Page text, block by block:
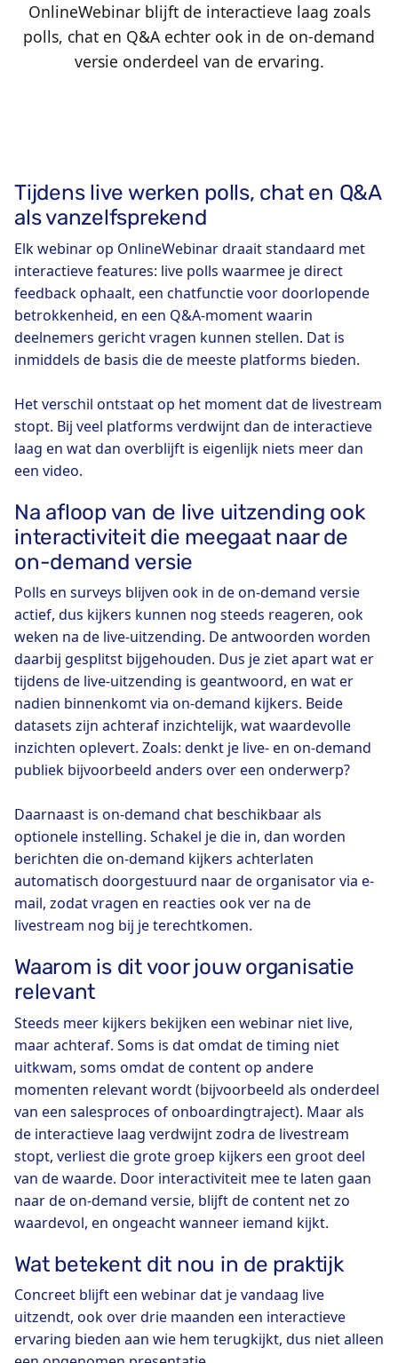
OnlineWebinar blijft de interactieve laag zoals
polls, chat en Q&A echter ook in de on-demand
versie onderdeel van de ervaring.
Tijdens live werken polls, chat en Q&A
als vanzelfsprekend
Elk webinar op OnlineWebinar draait standaard met
interactieve features: live polls waarmee je direct
feedback ophaalt, een chatfunctie voor doorlopende
betrokkenheid, en een Q&A-moment waarin
deelnemers gericht vragen kunnen stellen. Dat is
inmiddels de basis die de meeste platforms bieden.
Het verschil ontstaat op het moment dat de livestream
stopt. Bij veel platforms verdwijnt dan de interactieve
laag en wat dan overblijft is eigenlijk niets meer dan
een video.
Na afloop van de live uitzending ook
interactiviteit die meegaat naar de
on-demand versie
Polls en surveys blijven ook in de on-demand versie
actief, dus kijkers kunnen nog steeds reageren, ook
weken na de live-uitzending. De antwoorden worden
daarbij gesplitst bijgehouden. Dus je ziet apart wat er
tijdens de live-uitzending is geantwoord, en wat er
nadien binnenkomt via on-demand kijkers. Beide
datasets zijn achteraf inzichtelijk, wat waardevolle
inzichten oplevert. Zoals: denkt je live- en on-demand
publiek bijvoorbeeld anders over een onderwerp?
Daarnaast is on-demand chat beschikbaar als
optionele instelling. Schakel je die in, dan worden
berichten die on-demand kijkers achterlaten
automatisch doorgestuurd naar de organisator via e-
mail, zodat vragen en reacties ook ver na de
livestream nog bij je terechtkomen.
Waarom is dit voor jouw organisatie
relevant
Steeds meer kijkers bekijken een webinar niet live,
maar achteraf. Soms is dat omdat de timing niet
uitkwam, soms omdat de content op andere
momenten relevant wordt (bijvoorbeeld als onderdeel
van een salesproces of onboardingtraject). Maar als
de interactieve laag verdwijnt zodra de livestream
stopt, verliest die grote groep kijkers een groot deel
van de waarde. Door interactiviteit mee te laten gaan
naar de on-demand versie, blijft de content net zo
waardevol, en ongeacht wanneer iemand kijkt.
Wat betekent dit nou in de praktijk
Concreet blijft een webinar dat je vandaag live
uitzendt, ook over drie maanden een interactieve
ervaring bieden aan wie hem terugkijkt, dus niet alleen